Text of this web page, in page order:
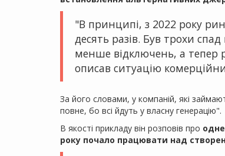
"В принципі, з 2022 року
десять разів. Був трохи
менше відключень, а тепер
описав ситуацію
За його словами, у компаній, які
повне, бо всі йдуть у власну генерацію".
В якості прикладу він розповів про
року почало працювати над